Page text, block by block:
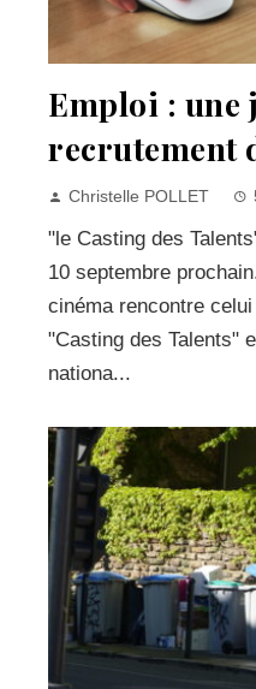
Emploi : une
recrutement
Christelle POLLET
"le Casting des
10 septembre
cinéma rencontre
"Casting des Talents"
nationa...